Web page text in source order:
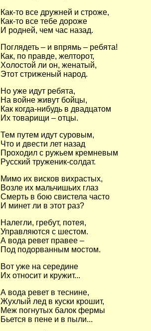
Как-то все дружней и строже,
Как-то все тебе дороже
И родней, чем час назад.
Поглядеть – и впрямь – ребята!
Как, по правде, желторот,
Холостой ли он, женатый,
Этот стриженый народ.
Но уже идут ребята,
На войне живут бойцы,
Как когда-нибудь в двадцатом
Их товарищи – отцы.
Тем путем идут суровым,
Что и двести лет назад
Проходил с ружьем кремневым
Русский труженик-солдат.
Мимо их висков вихрастых,
Возле их мальчишьих глаз
Смерть в бою свистела часто
И минет ли в этот раз?
Налегли, гребут, потея,
Управляются с шестом.
А вода ревет правее –
Под подорванным мостом.
Вот уже на середине
Их относит и кружит...
А вода ревет в теснине,
Жухлый лед в куски крошит,
Меж погнутых балок фермы
Бьется в пене и в пыли...